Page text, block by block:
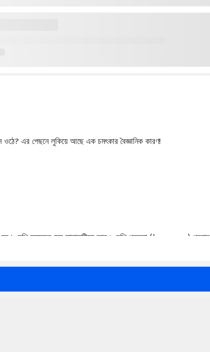
এর পেছনে লুকিয়ে আছে এক চমৎকার বৈজ্ঞানিক কারণ!
হয়। বেশি ঘনত্বের জল জাহাজটিকে আরও বেশি প্লবতা (buoyancy) প্রদান